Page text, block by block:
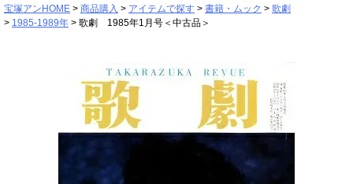
宝塚アンHOME 商品購入 アイテムで探す 書籍・ムック
歌劇
1985-1989年
歌劇 1985年1月号＜中古品＞